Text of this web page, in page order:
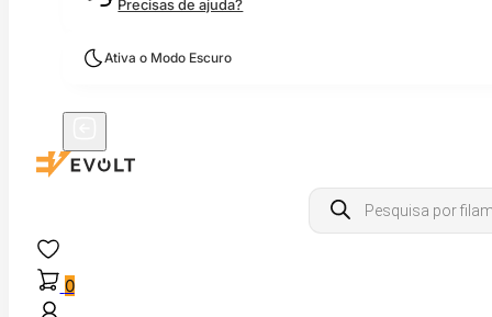
Precisas de ajuda?
Ativa o Modo Escuro
Products
search
0